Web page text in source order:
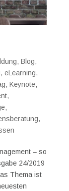
, Blog,
, eLearning,
, Keynote,
,
,
,
– so
24/2019
Thema ist